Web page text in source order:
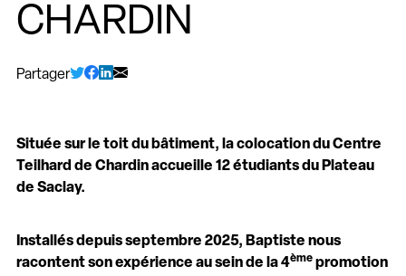
CHARDIN
Partager
Située sur le toit du bâtiment, la colocation du Centre
Teilhard de Chardin accueille 12 étudiants du Plateau
de Saclay.
Installés depuis septembre 2025, Baptiste nous
racontent son expérience au sein de la 4èmepromotion